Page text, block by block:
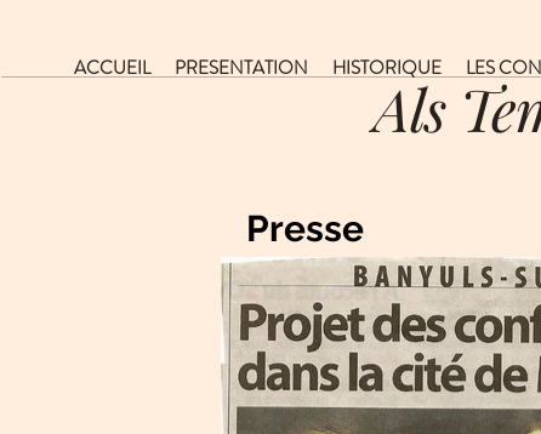
ACCUEIL PRESENTATION HISTORIQUE LES
Presse
Als